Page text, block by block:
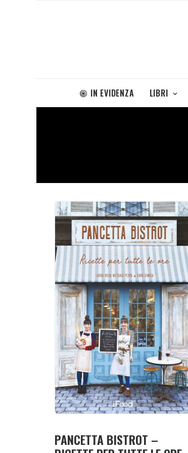
IN EVIDENZA LIBRI
PANCETTA BISTROT –